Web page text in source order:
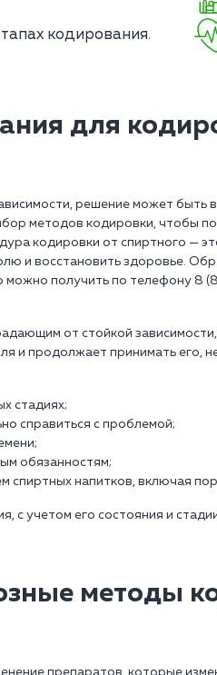
кодирования.
для
решение может быть в
методов кодировки, чтобы
кодировки от спиртного —
и восстановить здоровье.
можно получить по телефону 8
от стойкой
и продолжает принимать его,
стадиях;
справиться с проблемой;
обязанностям;
напитков, включая
с учетом его состояния и
методы